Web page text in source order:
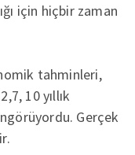
için hiçbir zaman
tahminleri,
10 yıllık
Gerçek